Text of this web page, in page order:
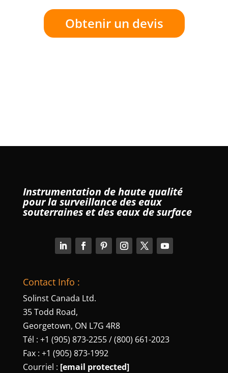
Obtenir un devis
Instrumentation de haute qualité
pour la surveillance des eaux
souterraines et des eaux de surface
Contact Info :
Solinst Canada Ltd.
35 Todd Road,
Georgetown, ON L7G 4R8
Tél : +1 (905) 873-2255 / (800) 661-2023
Fax : +1 (905) 873-1992
Courriel : [email protected]